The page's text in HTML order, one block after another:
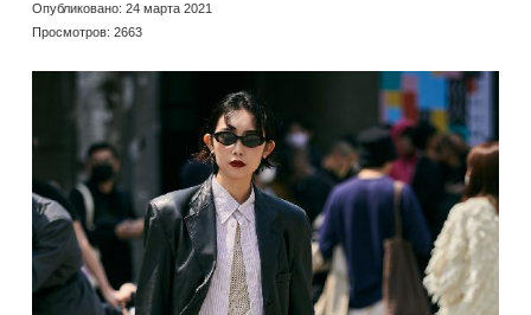
Опубликовано: 24 марта 2021
Просмотров: 2663